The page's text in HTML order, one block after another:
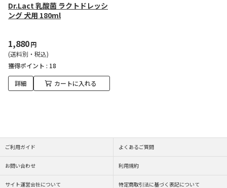
Dr.Lact 乳酸菌 ラクトドレッシ
ング 犬用 180ml
1,880円
(送料別・税込)
獲得ポイント : 18
詳細 カートに入れる
ご利用ガイド よくあるご質問
お問い合わせ 利用規約
サイト運営会社について 特定商取引法に基づく表記について